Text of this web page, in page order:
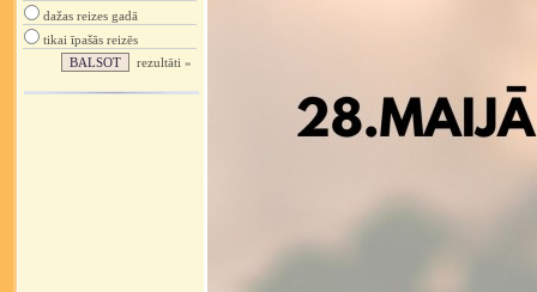
dažas reizes gadā
tikai īpašās reizēs
rezultāti »